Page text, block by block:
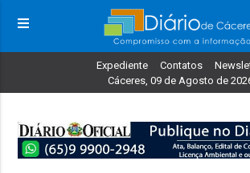
Expediente Contatos
Cáceres, 09 de Agosto de